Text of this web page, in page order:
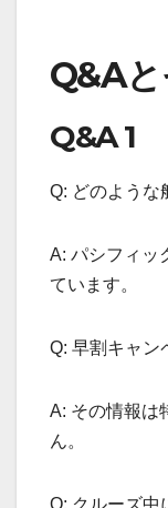
Q&A
Q&A 1
Q: どのような
A: パシフィッ
ています。
Q: 早割キャン
A: その情報は
ん。